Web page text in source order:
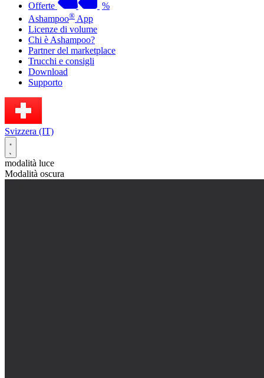
Offerte
%
Ashampoo® App
Licenze di volume
Chi è Ashampoo?
Partner del marketplace
Trucchi e consigli
Download
Supporto
Svizzera (IT)
modalità luce
Modalità oscura